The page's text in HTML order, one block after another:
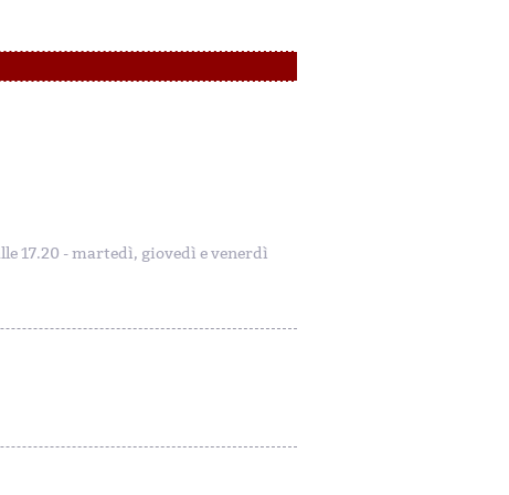
17.20 - martedì, giovedì e venerdì